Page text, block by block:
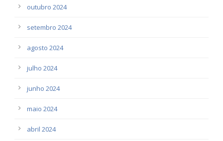
outubro 2024
setembro 2024
agosto 2024
julho 2024
junho 2024
maio 2024
abril 2024